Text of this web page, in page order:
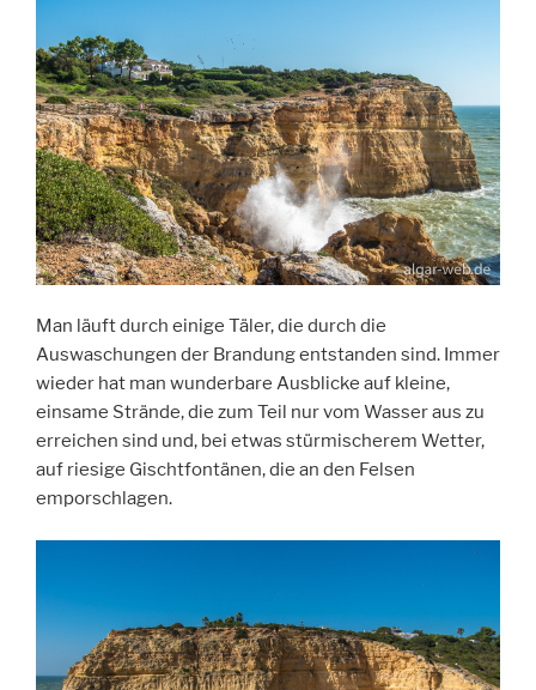
Man läuft durch einige Täler, die durch die
Auswaschungen der Brandung entstanden sind. Immer
wieder hat man wunderbare Ausblicke auf kleine,
einsame Strände, die zum Teil nur vom Wasser aus zu
erreichen sind und, bei etwas stürmischerem Wetter,
auf riesige Gischtfontänen, die an den Felsen
emporschlagen.